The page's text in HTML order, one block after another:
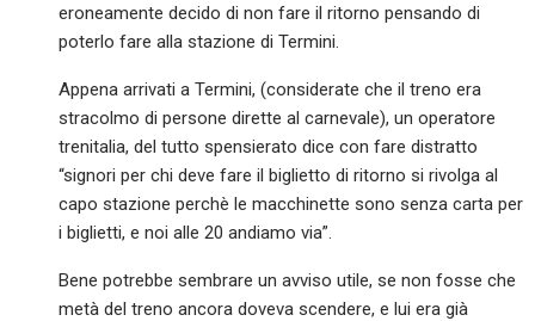
eroneamente decido di non fare il ritorno pensando di
poterlo fare alla stazione di Termini.
Appena arrivati a Termini, (considerate che il treno era
stracolmo di persone dirette al carnevale), un operatore
trenitalia, del tutto spensierato dice con fare distratto
“signori per chi deve fare il biglietto di ritorno si rivolga al
capo stazione perchè le macchinette sono senza carta per
i biglietti, e noi alle 20 andiamo via”.
Bene potrebbe sembrare un avviso utile, se non fosse che
metà del treno ancora doveva scendere, e lui era già